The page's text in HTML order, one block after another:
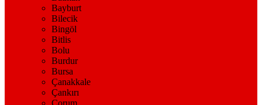
Bayburt
Bilecik
Bingöl
Bitlis
Bolu
Burdur
Bursa
Çanakkale
Çankırı
Çorum